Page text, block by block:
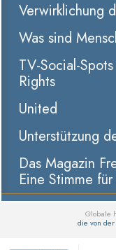
Verwirklichung
Was sind
TV-Social-
Rights
United
Unterstützung
Das Magazin
Eine Stimme
Globale
die von